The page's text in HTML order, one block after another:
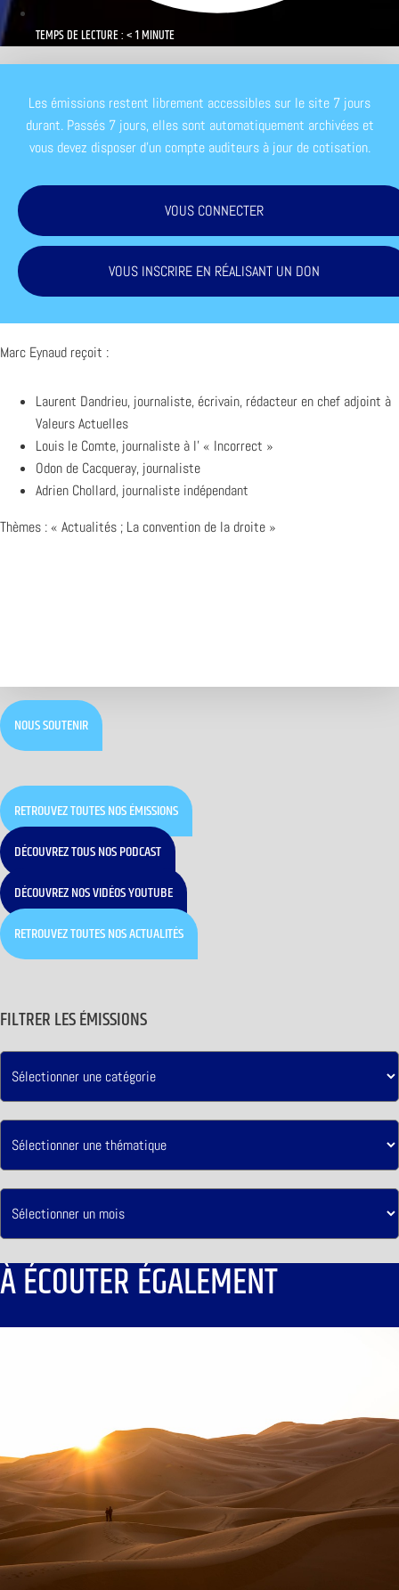
TEMPS DE LECTURE : < 1 MINUTE
Les émissions restent librement accessibles sur le site 7 jours
durant. Passés 7 jours, elles sont automatiquement archivées et
vous devez disposer d'un compte auditeurs à jour de cotisation.
VOUS CONNECTER
VOUS INSCRIRE EN RÉALISANT UN DON
Marc Eynaud reçoit :
Laurent Dandrieu, journaliste, écrivain, rédacteur en chef adjoint à
Valeurs Actuelles
Louis le Comte, journaliste à l’ « Incorrect »
Odon de Cacqueray, journaliste
Adrien Chollard, journaliste indépendant
Thèmes : « Actualités ; La convention de la droite »
NOUS SOUTENIR
RETROUVEZ TOUTES NOS ÉMISSIONS
DÉCOUVREZ TOUS NOS PODCAST
DÉCOUVREZ NOS VIDÉOS YOUTUBE
RETROUVEZ TOUTES NOS ACTUALITÉS
FILTRER LES ÉMISSIONS
À ÉCOUTER ÉGALEMENT